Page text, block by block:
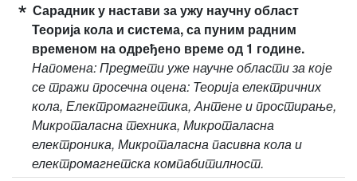
Сарадник у настави за ужу научну област
Теорија кола и система, са пуним радним
временом на одређено време од 1 године.
Напомена: Предмети уже научне области за које
се тражи просечна оцена: Теорија електричних
кола, Електромагнетика, Антене и простирање,
Микроталасна техника, Микроталасна
електроника, Микроталасна пасивна кола и
електромагнетска компабитилност.